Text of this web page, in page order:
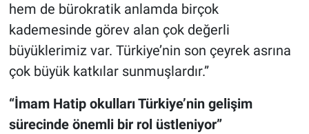
hem de bürokratik anlamda birçok
kademesinde görev alan çok değerli
büyüklerimiz var. Türkiye’nin son çeyrek asrına
çok büyük katkılar sunmuşlardır.”
“İmam Hatip okulları Türkiye’nin gelişim
sürecinde önemli bir rol üstleniyor”